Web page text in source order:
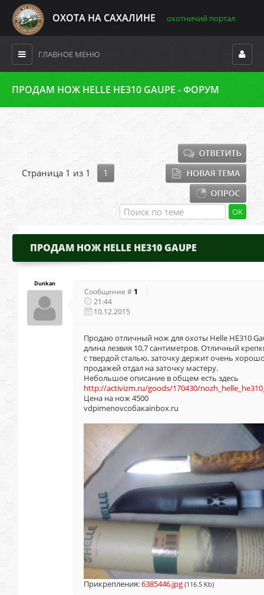
ОХОТА НА САХАЛИНЕ охотничий портал
ГЛАВНОЕ МЕНЮ
ПРОДАМ НОЖ HELLE HE310 GAUPE - ФОРУМ
Страница 1 из 1 1
ПРОДАМ НОЖ HELLE HE310 GAUPE
Dunkan
Сообщение # 1
21:44
10.12.2015
Продаю отличный нож для охоты Helle HE310
длина лезвия 10,7 сантиметров. Отличный
с твердой сталью, заточку держит очень
продажей отдал на заточку мастеру.
Небольшое описание в общем есть здесь
http://activizm.ru/goods/170430/
Цена на нож 4500
vdpimenovсобакаinbox.ru
Прикрепления:6385446.jpg (116.5 Kb)